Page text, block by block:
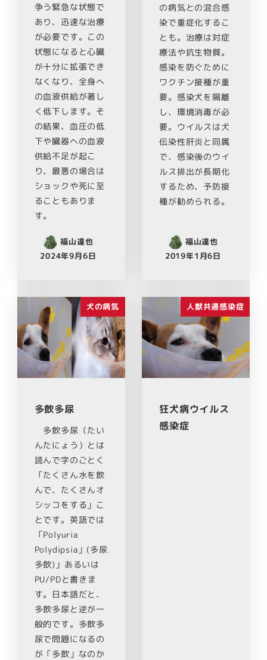
争う緊急な状態で
あり、迅速な治療
が必要です。この
状態になると心臓
が十分に拡張でき
なくなり、全身へ
の血液供給が著し
く低下します。そ
の結果、血圧の低
下や臓器への血液
供給不足が起こ
り、最悪の場合は
ショックや死に至
ることもありま
す。
福山達也
2024年9月6日
の病気との混合感
染で重症化するこ
とも。治療は対症
療法や抗生物質。
感染を防ぐために
ワクチン接種が重
要。感染犬を隔離
し、環境消毒が必
要。ウイルスは犬
伝染性肝炎と同属
で、感染後のウイ
ルス排出が長期化
するため、予防接
種が勧められる。
福山達也
2019年1月6日
犬の病気
多飲多尿
多飲多尿（たい
んたにょう）とは
読んで字のごとく
「たくさん水を飲
んで、たくさんオ
シッコをする」こ
とです。英語では
「Polyuria
Polydipsia」(多尿
多飲)」あるいは
PU/PDと書きま
す。日本語だと、
多飲多尿と逆が一
般的です。多飲多
尿で問題になるの
が「多飲」なのか
人獣共通感染症
狂犬病ウイルス
感染症